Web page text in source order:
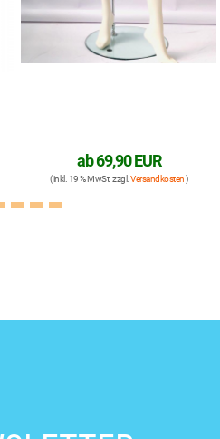
ab69,90 EUR
( inkl. 19 % MwSt. zzgl.Versandkosten)